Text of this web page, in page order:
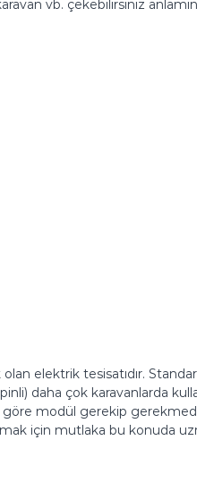
vb. çekebilirsiniz
elektrik tesisatıdır.
daha çok karavanlarda
modül gerekip
için mutlaka bu konuda